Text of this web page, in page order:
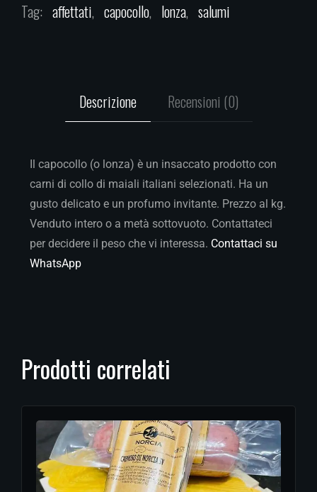
Tag: affettati, capocollo, lonza, salumi
Descrizione Recensioni (0)
Il capocollo (o lonza) è un insaccato prodotto con
carni di collo di maiali italiani selezionati. Ha un
gusto delicato e un profumo invitante. Prezzo al kg.
Venduto intero o a metà sottovuoto. Contattateci
per decidere il peso che vi interessa. Contattaci su
WhatsApp
Prodotti correlati